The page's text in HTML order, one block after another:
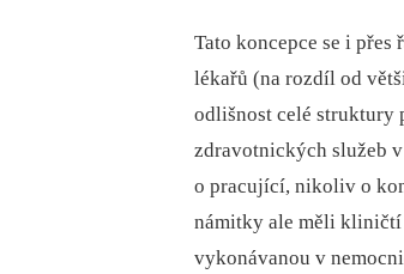
Tato koncepce se i
lékařů (na rozdíl od
odlišnost celé struktury
zdravotnických služeb
o pracující, nikoliv o
námitky ale měli
vykonávanou v